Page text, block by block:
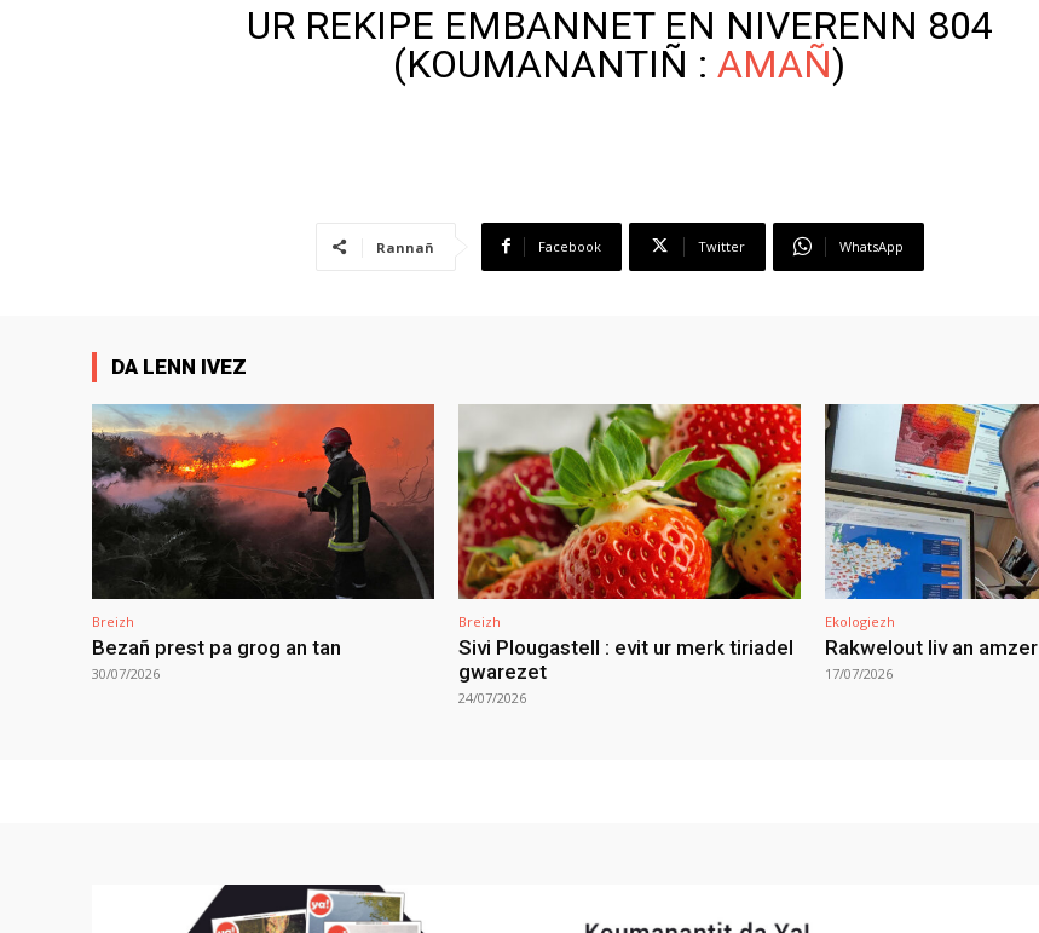
UR REKIPE EMBANNET EN NIVERENN 804
(KOUMANANTIÑ : AMAÑ)
Rannañ Facebook Twitter WhatsApp
DA LENN IVEZ
Breizh
Bezañ prest pa grog an tan
30/07/2026
Breizh
Sivi Plougastell : evit ur merk tiriadel
gwarezet
24/07/2026
Ekologiezh
Rakwelout liv an amzer
17/07/2026